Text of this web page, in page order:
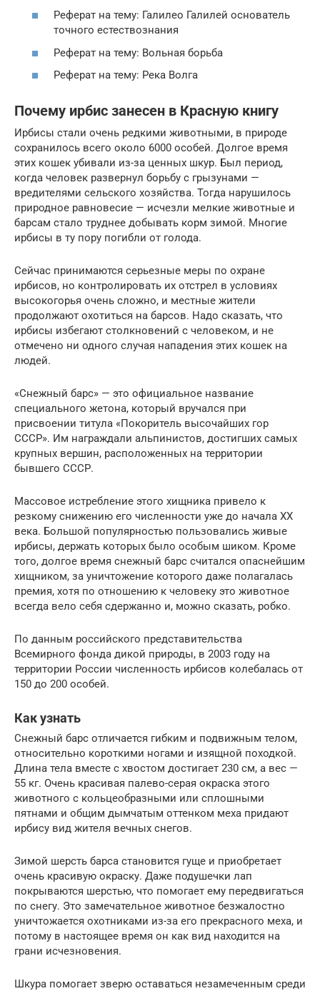
Реферат на тему: Галилео Галилей основатель
точного естествознания
Реферат на тему: Вольная борьба
Реферат на тему: Река Волга
Почему ирбис занесен в Красную книгу
Ирбисы стали очень редкими животными, в природе
сохранилось всего около 6000 особей. Долгое время
этих кошек убивали из-за ценных шкур. Был период,
когда человек развернул борьбу с грызунами —
вредителями сельского хозяйства. Тогда нарушилось
природное равновесие — исчезли мелкие животные и
барсам стало труднее добывать корм зимой. Многие
ирбисы в ту пору погибли от голода.
Сейчас принимаются серьезные меры по охране
ирбисов, но контролировать их отстрел в условиях
высокогорья очень сложно, и местные жители
продолжают охотиться на барсов. Надо сказать, что
ирбисы избегают столкновений с человеком, и не
отмечено ни одного случая нападения этих кошек на
людей.
«Снежный барс» — это официальное название
специального жетона, который вручался при
присвоении титула «Покоритель высочайших гор
СССР». Им награждали альпинистов, достигших самых
крупных вершин, расположенных на территории
бывшего СССР.
Массовое истребление этого хищника привело к
резкому снижению его численности уже до начала ХХ
века. Большой популярностью пользовались живые
ирбисы, держать которых было особым шиком. Кроме
того, долгое время снежный барс считался опаснейшим
хищником, за уничтожение которого даже полагалась
премия, хотя по отношению к человеку это животное
всегда вело себя сдержанно и, можно сказать, робко.
По данным российского представительства
Всемирного фонда дикой природы, в 2003 году на
территории России численность ирбисов колебалась от
150 до 200 особей.
Как узнать
Снежный барс отличается гибким и подвижным телом,
относительно короткими ногами и изящной походкой.
Длина тела вместе с хвостом достигает 230 см, а вес —
55 кг. Очень красивая палево-серая окраска этого
животного с кольцеобразными или сплошными
пятнами и общим дымчатым оттенком меха придают
ирбису вид жителя вечных снегов.
Зимой шерсть барса становится гуще и приобретает
очень красивую окраску. Даже подушечки лап
покрываются шерстью, что помогает ему передвигаться
по снегу. Это замечательное животное безжалостно
уничтожается охотниками из-за его прекрасного меха, и
потому в настоящее время он как вид находится на
грани исчезновения.
Шкура помогает зверю оставаться незамеченным среди